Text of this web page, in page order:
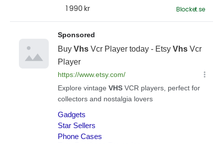
1 990 kr
Blocket.se